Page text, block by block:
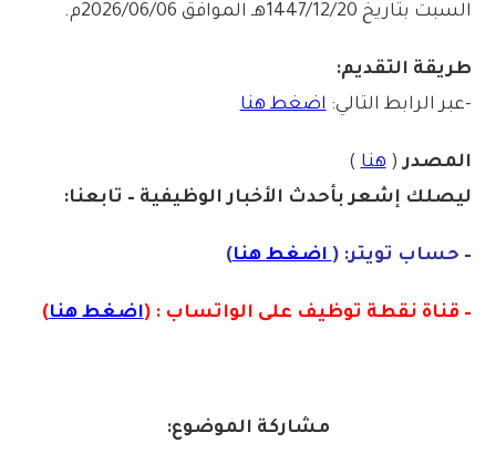
السبت بتاريخ 1447/12/20هـ الموافق 2026/06/06م.
طريقة التقديم:
-عبر الرابط التالي: اضغط هنا
المصدر( هنا )
ليصلك إشعربأحدث الأخبار الوظيفية – تابعنا:
– حساب تويتر: ( اضغط هنا)
– قناة نقطة توظيف على الواتساب : (اضغط هنا)
مشاركة الموضوع: